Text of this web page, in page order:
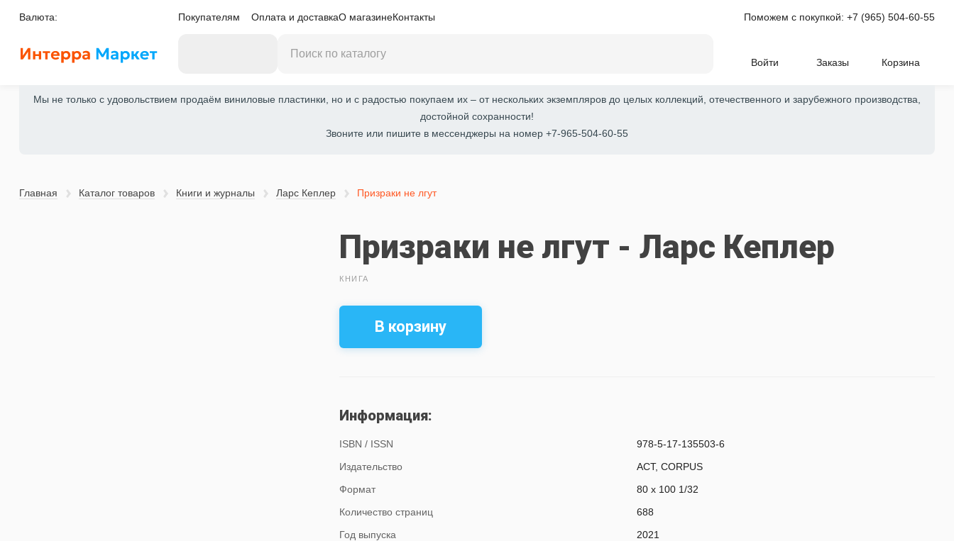
Валюта: Покупателям Оплата и доставкаО магазинеКонтакты Поможем с покупкой:+7 (965) 504-60-55
Войти Заказы Корзина
Мы не только с удовольствием продаём виниловые пластинки, но и с радостью покупаем их – от нескольких экземпляров до целых коллекций, отечественного и зарубежного производства,
достойной сохранности!
Звоните или пишите в мессенджеры на номер +7-965-504-60-55
Главная Каталог товаров Книги и журналы Ларс Кеплер Призраки не лгут
Призраки не лгут - Ларс Кеплер
КНИГА
В корзину
Информация:
ISBN / ISSN
978-5-17-135503-6
Издательство
АСТ, CORPUS
Формат
80 x 100 1/32
Количество страниц
688
Год выпуска
2021